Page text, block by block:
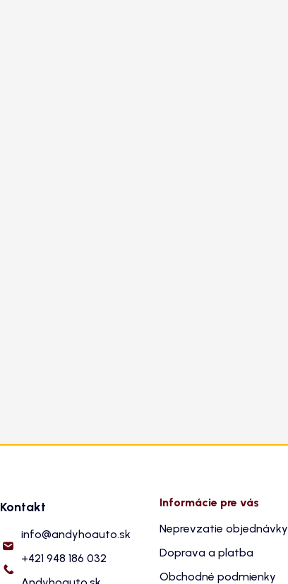
Kontakt
info@andyhoauto.sk
+421 948 186 032
Informácie pre vás
Neprevzatie objednávky
Doprava a platba
Obchodné podmienky